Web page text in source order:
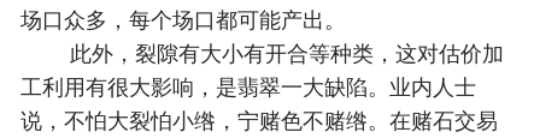
场口众多，每个场口都可能产出。
此外，裂隙有大小有开合等种类，这对估价加
工利用有很大影响，是翡翠一大缺陷。业内人士
说，不怕大裂怕小绺，宁赌色不赌绺。在赌石交易